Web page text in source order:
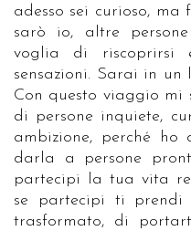
adesso sei curioso,
sarò io, altre
voglia di riscoprirsi
sensazioni. Sarai in un
Con questo viaggio mi
di persone inquiete,
ambizione, perché
darla a persone
partecipi la tua vita
se partecipi ti prendi
trasformato, di